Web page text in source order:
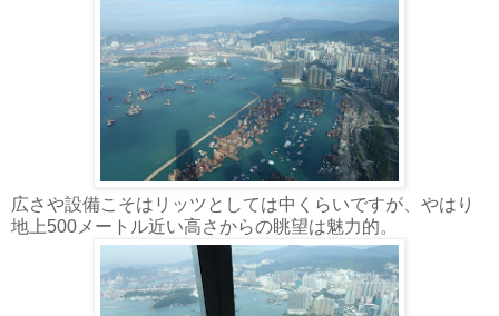
広さや設備こそはリッツとしては中くらいですが、やはり
地上500メートル近い高さからの眺望は魅力的。